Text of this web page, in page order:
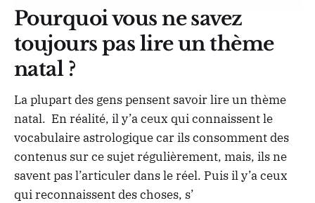
Pourquoi vous ne savez
toujours pas lire un thème
natal ?
La plupart des gens pensent savoir lire un thème
natal. En réalité, il y’a ceux qui connaissent le
vocabulaire astrologique car ils consomment des
contenus sur ce sujet régulièrement, mais, ils ne
savent pas l’articuler dans le réel. Puis il y’a ceux
qui reconnaissent des choses, s’